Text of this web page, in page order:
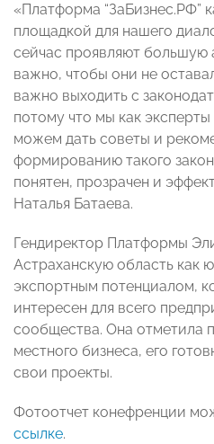
«Платформа “ЗаБизнес.РФ”
площадкой для нашего
сейчас проявляют большую
важно, чтобы они не
важно выходить с
потому что мы как
можем дать советы и
формированию такого
понятен, прозрачен и
Наталья Батаева.
Гендиректор Платформы
Астраханскую область как
экспортным потенциалом,
интересен для всего
сообщества. Она отметила
местного бизнеса, его
свои проекты.
Фотоотчет конефренции
ссылке.